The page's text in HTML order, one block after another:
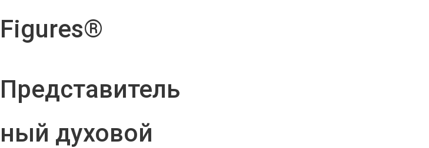
Figures®
Представитель
ный духовой